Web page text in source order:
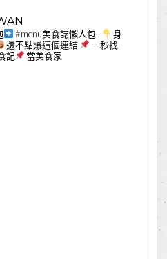
#menu美食誌懶人包 .
身
還不點爆這個連結
一秒找
記 當美食家